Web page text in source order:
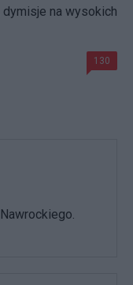
dymisje na wysokich
130